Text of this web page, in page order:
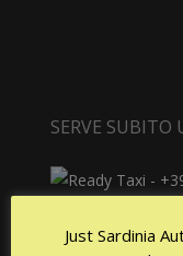
SERVE SUBITO
Just Sardinia